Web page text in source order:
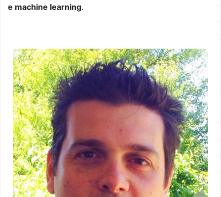
e machine learning.